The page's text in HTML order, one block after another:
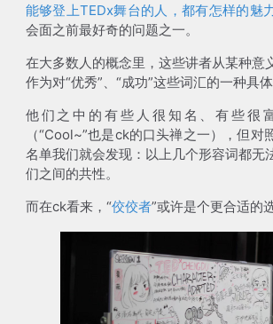
能够登上TEDx舞台的人，都有怎样的魅
会面之前最好奇的问题之一。
在大多数人的概念里，这些讲者从某种意
作为对“优秀”、“成功”这些词汇的一种具体
他们之中的有些人很知名、有些很
（“Cool~”也是ck的口头禅之一），但对
名单我们就会发现：以上几个形容词都无
们之间的共性。
而在ck看来，“佼佼者”或许是个更合适的选